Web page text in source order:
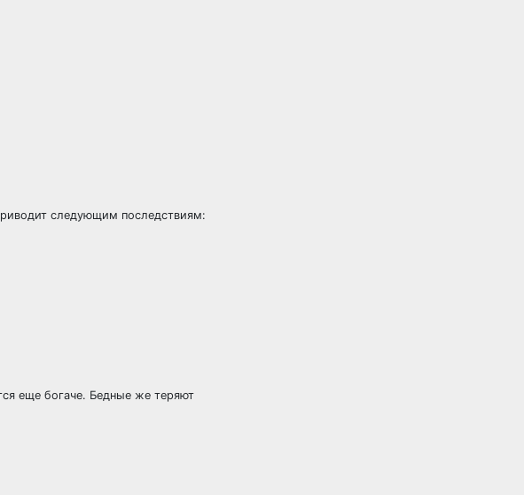
следующим последствиям:
еще богаче. Бедные же теряют